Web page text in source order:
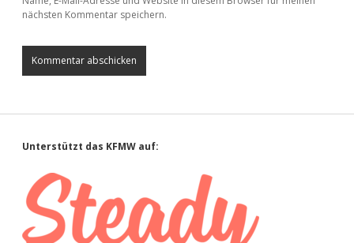
nächsten Kommentar speichern.
Sidebar
Unterstützt das KFMW auf: